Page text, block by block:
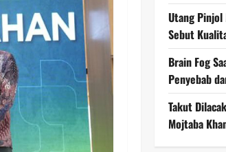
Utang Pinjol
Sebut
Brain Fog
Penyebab
Takut
Mojtaba